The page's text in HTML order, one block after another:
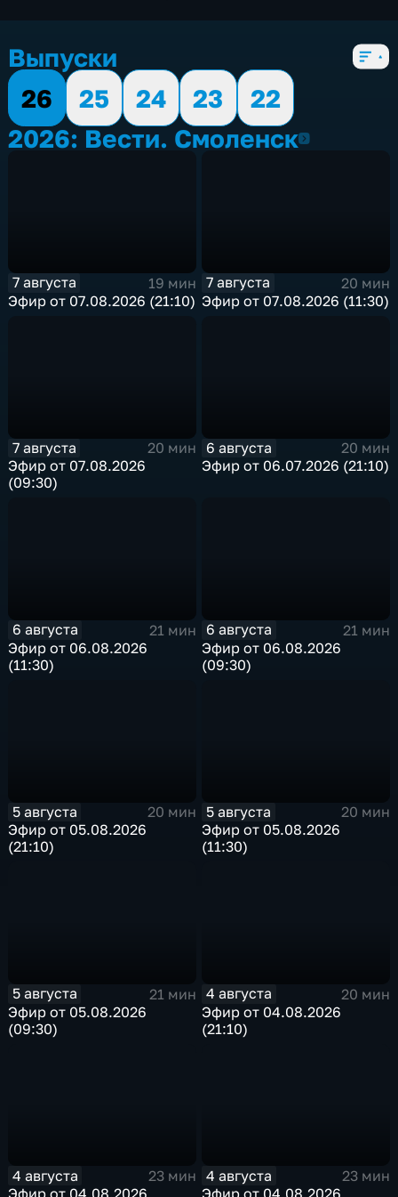
Выпуски
26
25 24 23
22
2026: Вести. Смоленск2026
7 августа
19 мин
Эфир от 07.08.2026 (21:10)
7 августа
20 мин
Эфир от 07.08.2026 (11:30)
7 августа
20 мин
Эфир от 07.08.2026
(09:30)
6 августа
20 мин
Эфир от 06.07.2026 (21:10)
6 августа
21 мин
Эфир от 06.08.2026
(11:30)
6 августа
21 мин
Эфир от 06.08.2026
(09:30)
5 августа
20 мин
Эфир от 05.08.2026
(21:10)
5 августа
20 мин
Эфир от 05.08.2026
(11:30)
5 августа
21 мин
Эфир от 05.08.2026
(09:30)
4 августа
20 мин
Эфир от 04.08.2026
(21:10)
4 августа
23 мин
4 августа
23 мин